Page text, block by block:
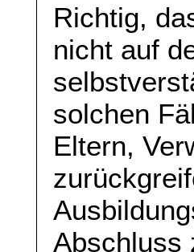
Richtig,
nicht auf
solchen
Eltern,
Abschluss